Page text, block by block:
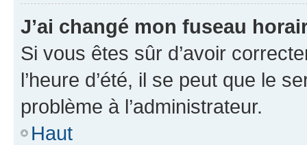
J’ai changé mon fuseau
Si vous êtes sûr d’avoir
l’heure d’été, il se peut que le
problème à l’administrateur.
Haut